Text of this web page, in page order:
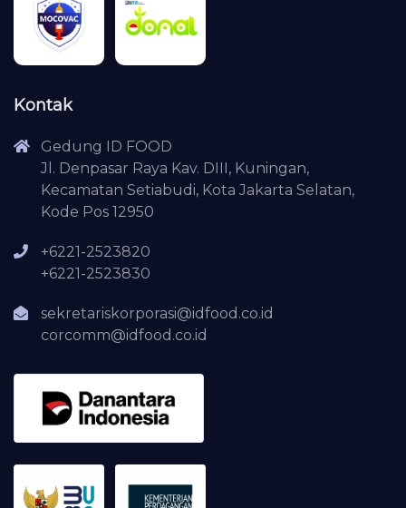
Kontak
Gedung ID FOOD
Jl. Denpasar Raya Kav. DIII, Kuningan,
Kecamatan Setiabudi, Kota Jakarta Selatan,
Kode Pos 12950
+6221-2523820
+6221-2523830
sekretariskorporasi@idfood.co.id
corcomm@idfood.co.id